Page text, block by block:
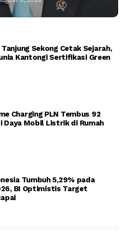
Sekong Cetak Sejarah,
Kantongi Sertifikasi Green
Charging PLN Tembus 92
Daya Mobil Listrik di Rumah
Tumbuh 5,29% pada
BI Optimistis Target